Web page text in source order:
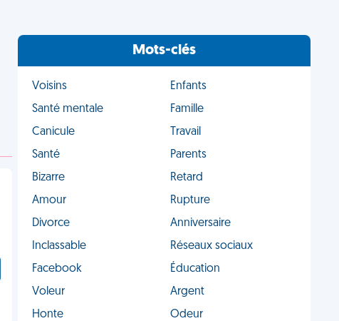
Mots-clés
Voisins
Enfants
Santé mentale
Famille
Canicule
Travail
Santé
Parents
Bizarre
Retard
Amour
Rupture
Divorce
Anniversaire
Inclassable
Réseaux sociaux
Facebook
Éducation
Voleur
Argent
Honte
Odeur